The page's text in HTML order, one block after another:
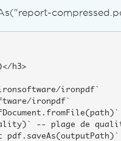
h3>
ironpdf`
ironpdf`
-- plage de